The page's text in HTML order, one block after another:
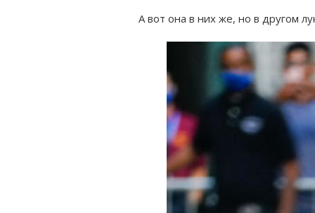
А вот она в них же, но в другом